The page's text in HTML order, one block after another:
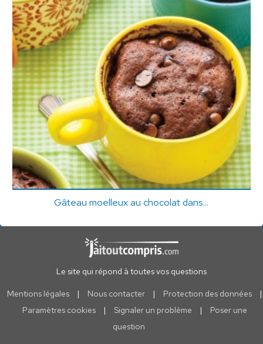
Gâteau moelleux au chocolat dans...
Le site qui répond à toutes vos questions
Mentions légales | Nous contacter | Protection des données
|
Paramètres cookies
| Signaler un problème |
Poser une
question